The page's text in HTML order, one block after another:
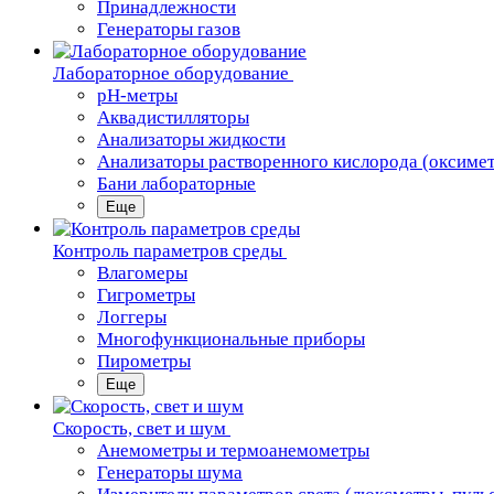
Принадлежности
Генераторы газов
Лабораторное оборудование
pH-метры
Аквадистилляторы
Анализаторы жидкости
Анализаторы растворенного кислорода
Бани лабораторные
Еще
Контроль параметров среды
Влагомеры
Гигрометры
Логгеры
Многофункциональные приборы
Пирометры
Еще
Скорость, свет и шум
Анемометры и термоанемометры
Генераторы шума